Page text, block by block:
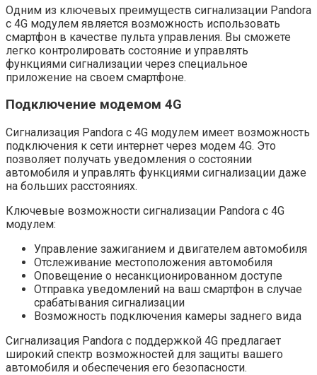
Одним из ключевых преимуществ сигнализации Pandora
с 4G модулем является возможность использовать
смартфон в качестве пульта управления. Вы сможете
легко контролировать состояние и управлять
функциями сигнализации через специальное
приложение на своем смартфоне.
Подключение модемом 4G
Сигнализация Pandora с 4G модулем имеет возможность
подключения к сети интернет через модем 4G. Это
позволяет получать уведомления о состоянии
автомобиля и управлять функциями сигнализации даже
на больших расстояниях.
Ключевые возможности сигнализации Pandora с 4G
модулем:
Управление зажиганием и двигателем автомобиля
Отслеживание местоположения автомобиля
Оповещение о несанкционированном доступе
Отправка уведомлений на ваш смартфон в случае
срабатывания сигнализации
Возможность подключения камеры заднего вида
Сигнализация Pandora с поддержкой 4G предлагает
широкий спектр возможностей для защиты вашего
автомобиля и обеспечения его безопасности.